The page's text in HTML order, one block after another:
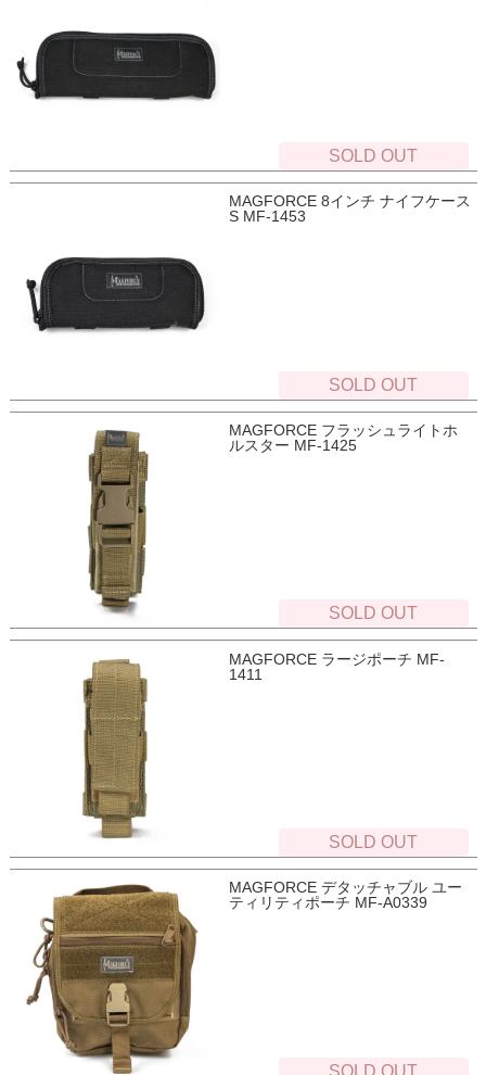
SOLD OUT
MAGFORCE 8インチ ナイフケース
S MF-1453
SOLD OUT
MAGFORCE フラッシュライトホ
ルスター MF-1425
SOLD OUT
MAGFORCE ラージポーチ MF-
1411
SOLD OUT
MAGFORCE デタッチャブル ユー
ティリティポーチ MF-A0339
SOLD OUT